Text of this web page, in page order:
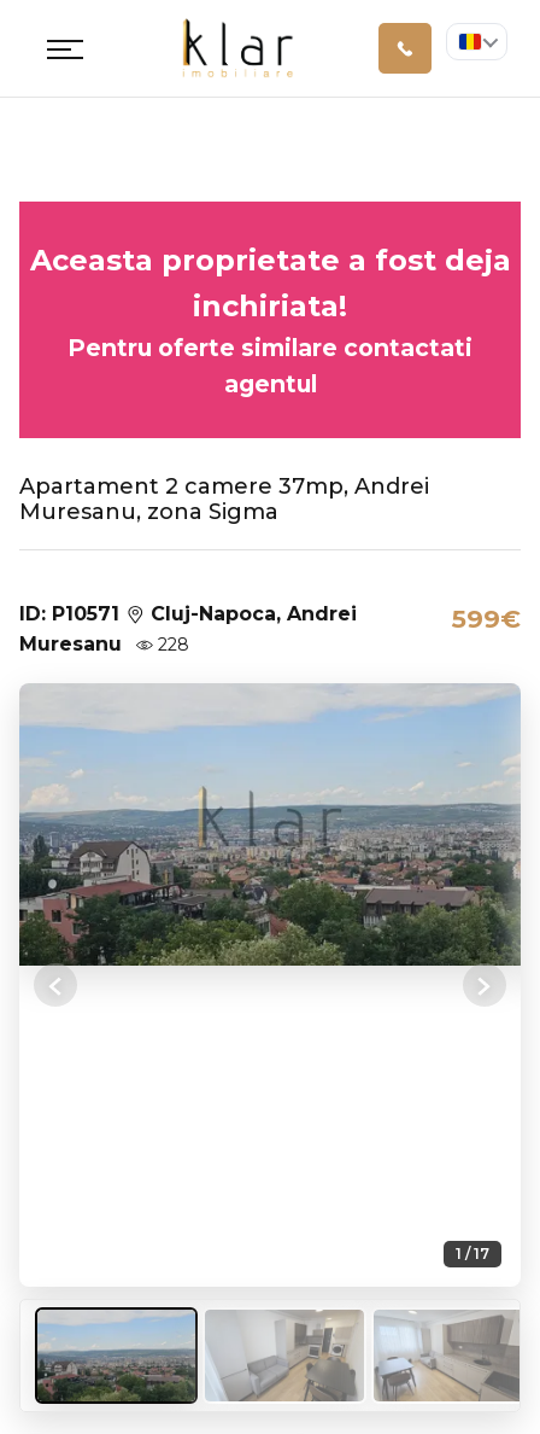
Aceasta proprietate a fost deja
inchiriata!
Pentru oferte similare contactati
agentul
Apartament 2 camere 37mp, Andrei
Muresanu, zona Sigma
ID: P10571
Cluj-Napoca, Andrei
Muresanu
228
599€
1 / 17
Previous Next